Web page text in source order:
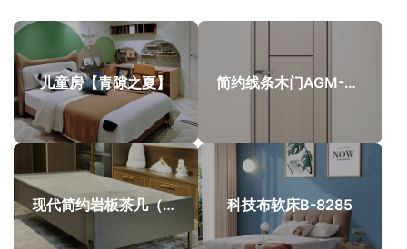
儿童房【青隙之夏】 简约线条木门AGM-NT02
现代简约岩板茶几（A830） 科技布软床B-8285